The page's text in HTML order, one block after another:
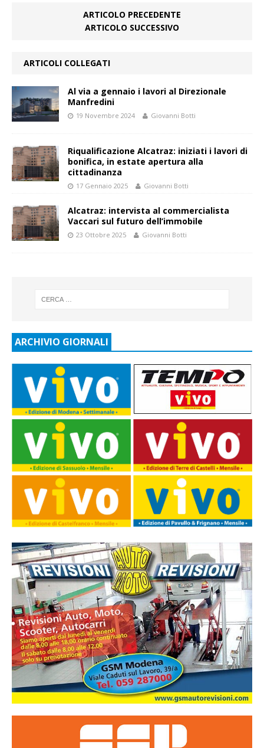
ARTICOLO PRECEDENTE
ARTICOLO SUCCESSIVO
ARTICOLI COLLEGATI
Al via a gennaio i lavori al Direzionale
Manfredini
19 Novembre 2024 Giovanni Botti
Riqualificazione Alcatraz: iniziati i lavori di
bonifica, in estate apertura alla
cittadinanza
17 Gennaio 2025 Giovanni Botti
Alcatraz: intervista al commercialista
Vaccari sul futuro dell’immobile
23 Ottobre 2025 Giovanni Botti
ARCHIVIO GIORNALI